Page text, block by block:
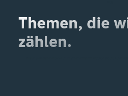
Themen, die
zählen.